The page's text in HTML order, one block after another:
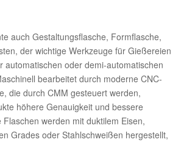
auch Gestaltungsflasche, Formflasche,
der wichtige Werkzeuge für Gießereien
automatischen oder demi-automatischen
bearbeitet durch moderne CNC-
die durch CMM gesteuert werden,
höhere Genauigkeit und bessere
werden mit duktilem Eisen,
Grades oder Stahlschweißen hergestellt,